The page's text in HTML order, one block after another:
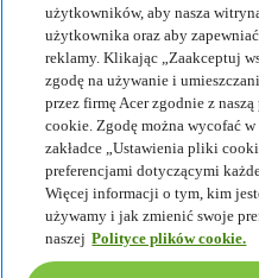
Zrównoważony rozwój
Zrównoważony rozwój
Społeczna
Ślad węglowy produktu
Projekt Humanity
Earthion
Polityka prywatności
Zasady dot. plików cookie
Nota prawna
użytkowników, aby nasza
użytkownika oraz aby
reklamy. Klikając „Zaakceptuj
zgodę na używanie i
przez firmę Acer zgodnie z
cookie. Zgodę można wycofać
zakładce „Ustawienia pliki
preferencjami dotyczącymi
Więcej informacji o tym, kim
używamy i jak zmienić swoje
naszej Polityce plików cookie.